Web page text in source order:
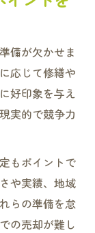
的な戦略と
却のポイン
進め方
備が欠かせま
応じて修繕や
好印象を与え
実的で競争力
もポイントで
や実績、地域
らの準備を怠
の売却が難し